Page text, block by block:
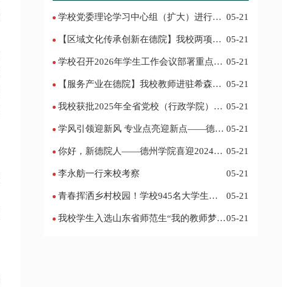
学校党委理论学习中心组（扩大）进行集
05-21
【区域文化传承创新在德院】我校两项作
教育优秀名单
05-21
学校召开2026年学生工作会议部署重点工
05-21
【服务产业在德院】我校教师进驻希森博
05-21
我校获批2025年全省党校（行政学院）系
05-21
学风引领迎新风 专业点亮迎新点——德州
05-21
你好，新德院人——德州学院喜迎2024级
05-21
李永舫一行来校考察 05-21
青春挥洒乡村校园！学校945名大学生赴
05-21
我校学生入选山东省师范生“我的教师梦”
05-21